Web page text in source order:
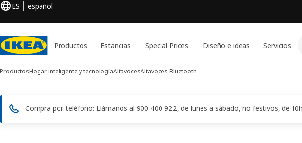
ES español
Productos Estancias Special Prices Diseño e ideas Servicios
ProductosHogar inteligente y tecnologíaAltavocesAltavoces Bluetooth
Compra por teléfono: Llámanos al 900 400 922, de lunes a sábado, no festivos, de